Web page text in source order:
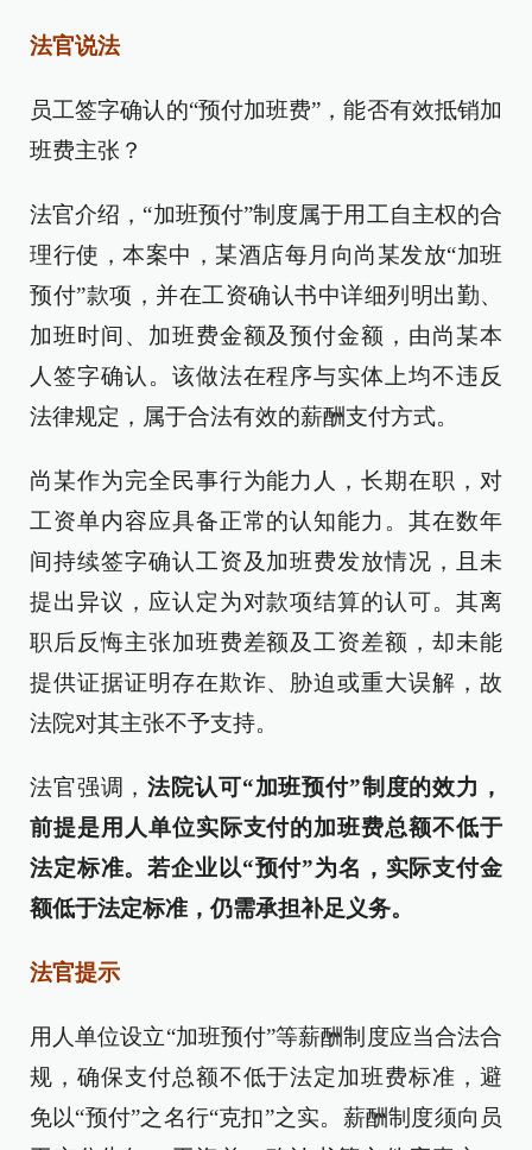
法官说法
员工签字确认的“预付加班费”，能否有效抵销加
班费主张？
法官介绍，“加班预付”制度属于用工自主权的合
理行使，本案中，某酒店每月向尚某发放“加班
预付”款项，并在工资确认书中详细列明出勤、
加班时间、加班费金额及预付金额，由尚某本
人签字确认。该做法在程序与实体上均不违反
法律规定，属于合法有效的薪酬支付方式。
尚某作为完全民事行为能力人，长期在职，对
工资单内容应具备正常的认知能力。其在数年
间持续签字确认工资及加班费发放情况，且未
提出异议，应认定为对款项结算的认可。其离
职后反悔主张加班费差额及工资差额，却未能
提供证据证明存在欺诈、胁迫或重大误解，故
法院对其主张不予支持。
法官强调，法院认可“加班预付”制度的效力，
前提是用人单位实际支付的加班费总额不低于
法定标准。若企业以“预付”为名，实际支付金
额低于法定标准，仍需承担补足义务。
法官提示
用人单位设立“加班预付”等薪酬制度应当合法合
规，确保支付总额不低于法定加班费标准，避
免以“预付”之名行“克扣”之实。薪酬制度须向员